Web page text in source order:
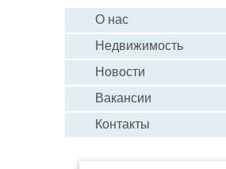
О нас
Недвижимость
Новости
Вакансии
Контакты